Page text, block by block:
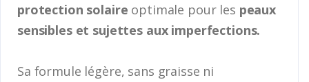
protection solaire optimale pour les peaux
sensibles et sujettes aux imperfections.
Sa formule légère, sans graisse ni